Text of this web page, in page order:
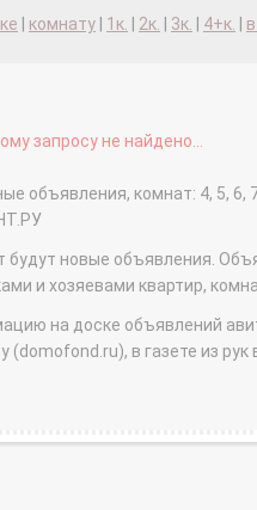
комнату 1к. 2к. 3к. 4+к.
запросу не найдено...
объявления, комнат: 4, 5,
будут новые объявления.
и хозяевами квартир,
на доске объявлений
в газете из рук